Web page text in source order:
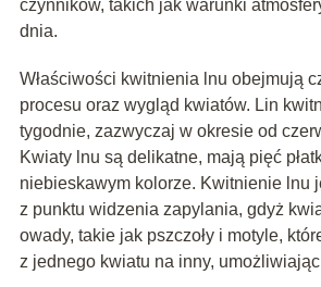
czynników, takich jak warunki
dnia.
Właściwości kwitnienia lnu obejmują
procesu oraz wygląd kwiatów. Lin
tygodnie, zazwyczaj w okresie od
Kwiaty lnu są delikatne, mają pięć
niebieskawym kolorze. Kwitnienie lnu
z punktu widzenia zapylania, gdyż
owady, takie jak pszczoły i motyle,
z jednego kwiatu na inny,